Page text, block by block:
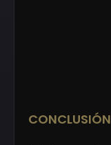
CONCLUSIÓN